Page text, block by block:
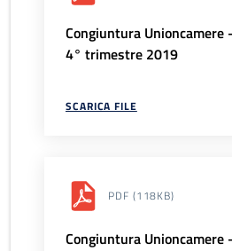
Congiuntura Unioncamere
4° trimestre 2019
SCARICA FILE
PDF (118KB)
Congiuntura Unioncamere